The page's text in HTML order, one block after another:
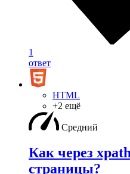
1
ответ
HTML
+2 ещё
Средний
Как через
страницы?